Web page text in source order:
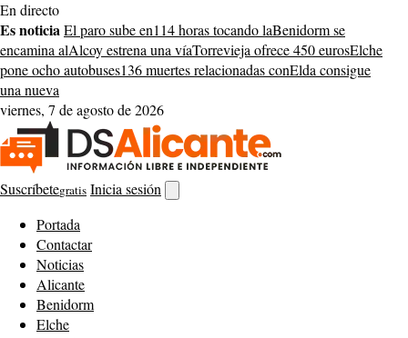
Saltar
al
contenido
En directo
Es noticiaEl paro sube en114 horas tocando laBenidorm se
encamina alAlcoy estrena una víaTorrevieja ofrece 450 eurosElche
pone ocho autobuses136 muertes relacionadas conElda consigue
una nueva
viernes, 7 de agosto de 2026
Suscríbetegratis Inicia sesión
buscador
Portada
Contactar
Noticias
Alicante
Benidorm
Elche